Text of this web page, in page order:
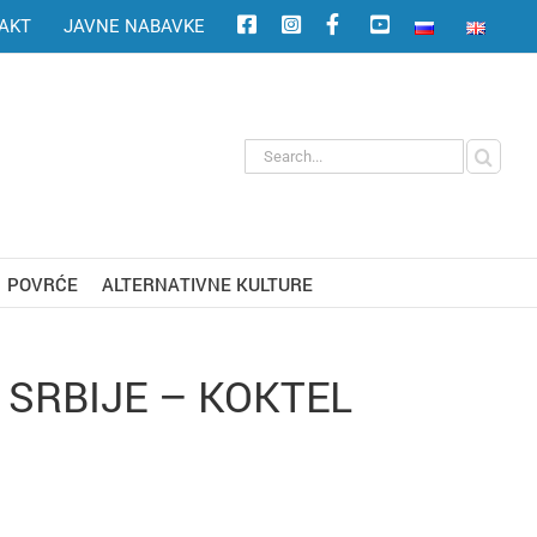
JAVNE NABAVKE
Search
POVRĆE ALTERNATIVNE KULTURE
– KOKTEL